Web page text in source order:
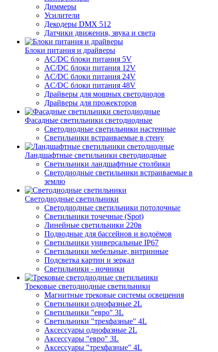
Диммеры
Усилители
Декодеры DMX 512
Датчики движения, звука и света
Блоки питания и драйверы
AC/DC блоки питания 5V
AC/DC блоки питания 12V
AC/DC блоки питания 24V
AC/DC блоки питания 48V
Драйверы для мощных светодиодов
Драйверы для прожекторов
Фасадные светильники светодиодные
Светодиодные светильники настенные
Светильники встраиваемые в стену
Ландшафтные светильники светодиодные
Светильники ландшафтные столбики
Светодиодные светильники встраиваемые в
землю
Светодиодные светильники
Светодиодные светильники потолочные
Светильники точечные (Spot)
Линейные светильники 220в
Подводные для бассейнов и водоёмов
Светильники универсальные IP67
Светильники мебельные, витринные
Подсветка картин и зеркал
Светильники - ночники
Трековые светодиодные светильники
Магнитные трековые системы освещения
Светильники однофазные 2L
Светильники "евро" 3L
Светильники "трехфазные" 4L
Аксессуары однофазные 2L
Аксессуары "евро" 3L
Аксессуары "трехфазные" 4L